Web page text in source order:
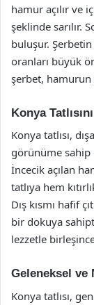
hamur açılır ve
şeklinde sarılır.
buluşur.
oranları büyük
şerbet, hamurun
Konya
Konya tatlısı,
görünüme sahip
İncecik açılan
tatlıya hem
Dış kısmı hafif
bir dokuya
lezzetle
Geleneksel ve
Konya tatlısı,